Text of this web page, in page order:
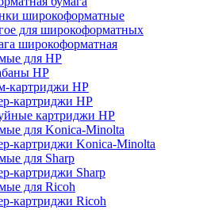
широкоформатные
для широкоформатных
широкоформатная
для HP
HP
картриджи HP
картриджи HP
картриджи HP
для Konica-Minolta
картриджи Konica-Minolta
для Sharp
картриджи Sharp
для Ricoh
картриджи Ricoh